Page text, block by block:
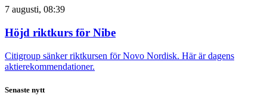
7 augusti, 08:39
Höjd riktkurs för Nibe
Citigroup sänker riktkursen för Novo Nordisk. Här är dagens
aktierekommendationer.
Senaste nytt